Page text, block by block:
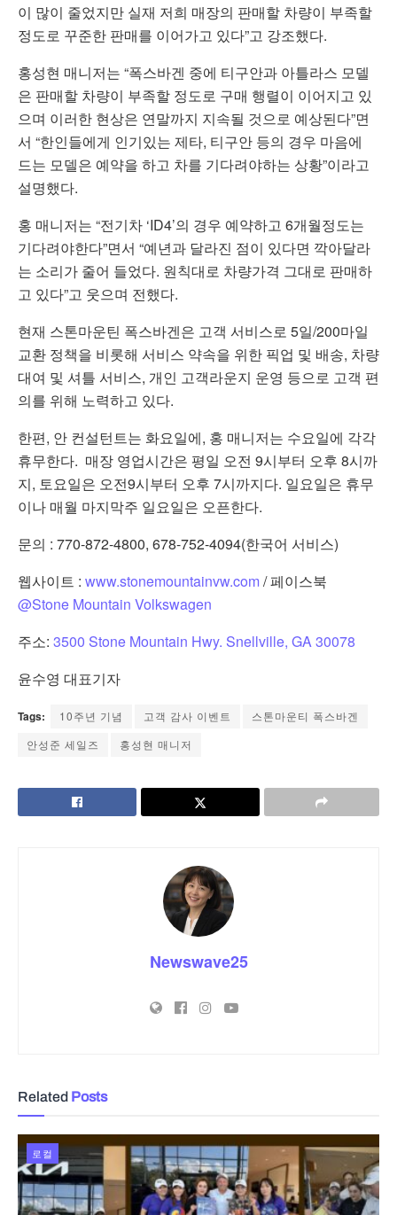
이 많이 줄었지만 실재 저희 매장의 판매할 차량이 부족할
정도로 꾸준한 판매를 이어가고 있다”고 강조했다.
홍성현 매니저는 “폭스바겐 중에 티구안과 아틀라스 모델
은 판매할 차량이 부족할 정도로 구매 행렬이 이어지고 있
으며 이러한 현상은 연말까지 지속될 것으로 예상된다”면
서 “한인들에게 인기있는 제타, 티구안 등의 경우 마음에
드는 모델은 예약을 하고 차를 기다려야하는 상황”이라고
설명했다.
홍 매니저는 “전기차 ‘ID4’의 경우 예약하고 6개월정도는
기다려야한다”면서 “예년과 달라진 점이 있다면 깍아달라
는 소리가 줄어 들었다. 원칙대로 차량가격 그대로 판매하
고 있다”고 웃으며 전했다.
현재 스톤마운틴 폭스바겐은 고객 서비스로 5일/200마일
교환 정책을 비롯해 서비스 약속을 위한 픽업 및 배송, 차량
대여 및 셔틀 서비스, 개인 고객라운지 운영 등으로 고객 편
의를 위해 노력하고 있다.
한편, 안 컨설턴트는 화요일에, 홍 매니저는 수요일에 각각
휴무한다. 매장 영업시간은 평일 오전 9시부터 오후 8시까
지, 토요일은 오전9시부터 오후 7시까지다. 일요일은 휴무
이나 매월 마지막주 일요일은 오픈한다.
문의 : 770-872-4800, 678-752-4094(한국어 서비스)
웹사이트 : www.stonemountainvw.com/ 페이스북
@Stone Mountain Volkswagen
주소: 3500 Stone Mountain Hwy. Snellville, GA 30078
윤수영 대표기자
Tags: 10주년 기념 고객 감사 이벤트
스톤마운티 폭스바겐
안성준 세일즈
홍성현 매니저
Newswave25
Related Posts
로컬